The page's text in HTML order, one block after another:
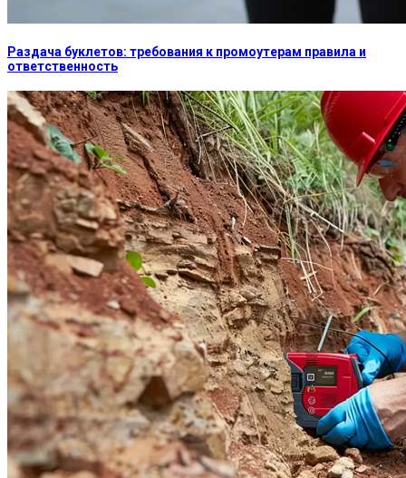
Раздача буклетов: требования к промоутерам правила и
ответственность